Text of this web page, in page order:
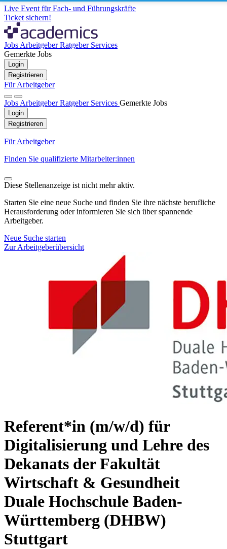
Live Event für Fach- und Führungskräfte
Ticket sichern!
Jobs ArbeitgeberRatgeber Services
Gemerkte Jobs
Login
Registrieren
Für Arbeitgeber
Jobs ArbeitgeberRatgeber Services Gemerkte Jobs
Login
Registrieren
Für Arbeitgeber
Finden Sie qualifizierte Mitarbeiter:innen
Diese Stellenanzeige ist nicht mehr aktiv.
Starten Sie eine neue Suche und finden Sie ihre nächste berufliche
Herausforderung oder informieren Sie sich über spannende
Arbeitgeber.
Neue Suche starten
Zur Arbeitgeberübersicht
Referent*in (m/w/d) für
Digitalisierung und Lehre des
Dekanats der Fakultät
Wirtschaft & Gesundheit
Duale Hochschule Baden-
Württemberg (DHBW)
Stuttgart